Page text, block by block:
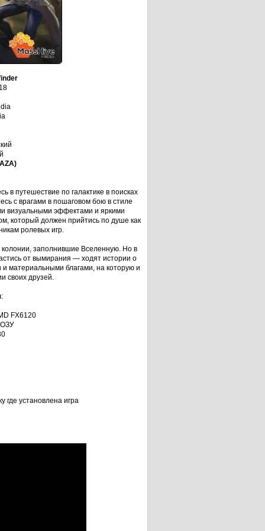
в путешествие по галактике в поисках
с врагами в пошаговом бою в стиле
визуальными эффектами и яркими
который должен прийтись по душе как
ролевых игр.
заполнившие Вселенную. Но в
от вымирания — ходят истории о
материальными благами, на которую и
своих друзей.
:
FX6120
ОЗУ
где установлена игра